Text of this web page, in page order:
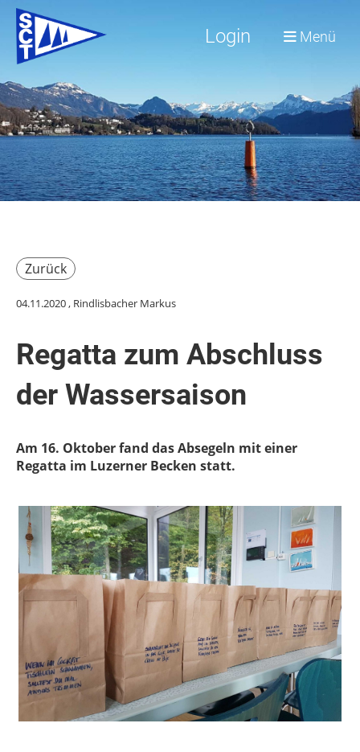
Login Menü
Zurück
04.11.2020, Rindlisbacher Markus
Regatta zum Abschluss
der Wassersaison
Am 16. Oktober fand das Absegeln mit einer
Regatta im Luzerner Becken statt.